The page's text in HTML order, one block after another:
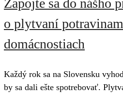
Zapojte sa do nášho
o plytvaní
domácnostiach
Každý rok sa na Slovensku
by sa dali ešte spotrebovať.